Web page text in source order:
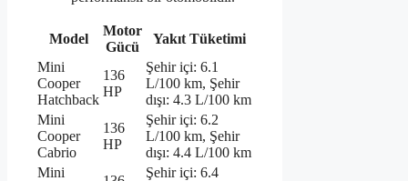
Model
Motor
Gücü
Yakıt Tüketimi
Mini
Cooper
Hatchback
136
HP
Şehir içi: 6.1
L/100 km, Şehir
dışı: 4.3 L/100 km
Mini
Cooper
Cabrio
136
HP
Şehir içi: 6.2
L/100 km, Şehir
dışı: 4.4 L/100 km
Mini
Şehir içi: 6.4